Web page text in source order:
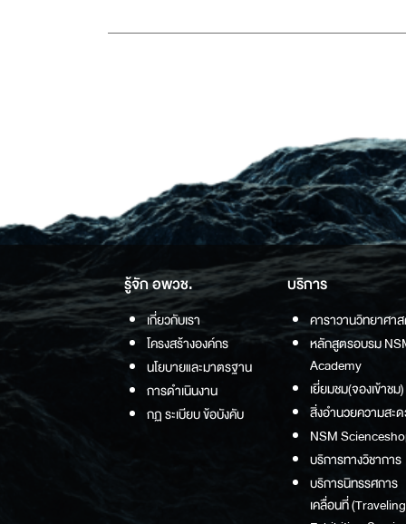
รู้จัก อพวช.
เกี่ยวกับเรา
โครงสร้างองค์กร
นโยบายและมาตรฐาน
การดำเนินงาน
กฏ ระเบียบ ข้อบังคับ
บริการ
คาราวานวิทยาศา
หลักสูตรอบรม
Academy
เยี่ยมชม(จองเข้าชม)
สิ่งอำนวยความสะ
NSM
บริการทางวิชาการ
บริการนิทรรศการ
เคลื่อนที่ (Traveling